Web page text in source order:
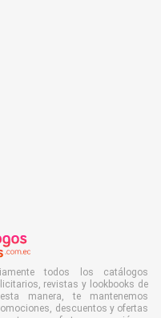
todos los catálogos
revistas y lookbooks de
manera, te mantenemos
descuentos y ofertas